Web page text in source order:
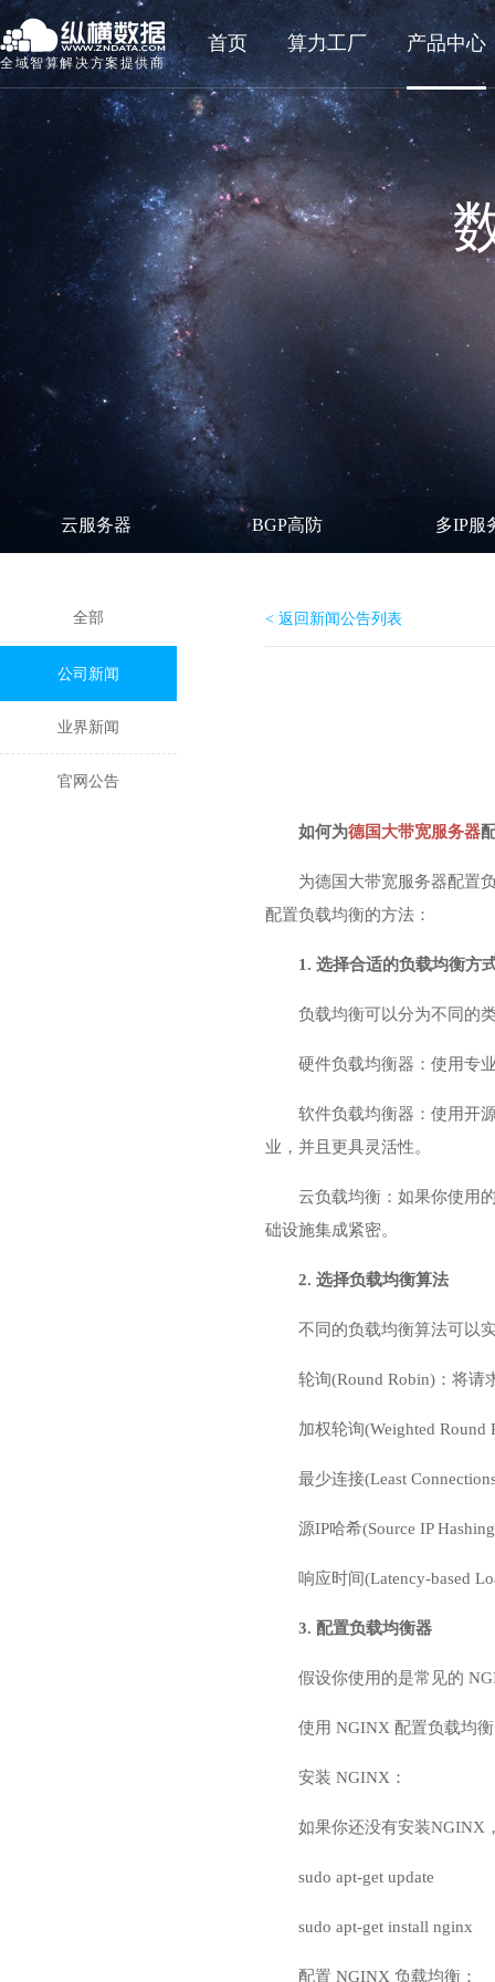
全域智算解决方案提供商
首页 算力工厂 产品中心
云服务器 BGP高防 多IP服
全部
公司新闻
业界新闻
官网公告
< 返回新闻公告列表
如何为德国大带宽服务器
为德国大带宽服务器配置
配置负载均衡的方法：
1. 选择合适的负载均衡方
负载均衡可以分为不同的
硬件负载均衡器：使用专
软件负载均衡器：使用开
业，并且更具灵活性。
云负载均衡：如果你使用
础设施集成紧密。
2. 选择负载均衡算法
不同的负载均衡算法可以
轮询(Round Robin)：将
加权轮询(Weighted
最少连接(Least
源IP哈希(Source IP
响应时间(Latency-based
3. 配置负载均衡器
假设你使用的是常见的
使用 NGINX 配置负载均衡
安装 NGINX：
如果你还没有安装NGINX
sudo apt-get update
sudo apt-get install nginx
配置 NGINX 负载均衡：